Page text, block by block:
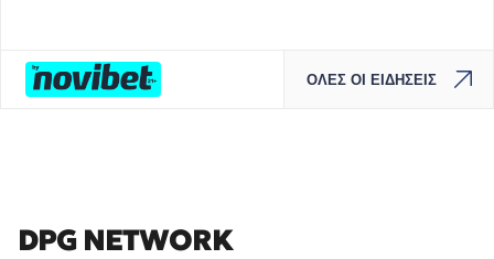
ΟΛΕΣ ΟΙ ΕΙΔΗΣΕΙΣ
DPG NETWORK